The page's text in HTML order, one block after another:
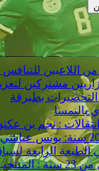
اللاعبين
مشتركين
التحضيرات بطبرقة
بالنمسا
انتقالات : نجم بن